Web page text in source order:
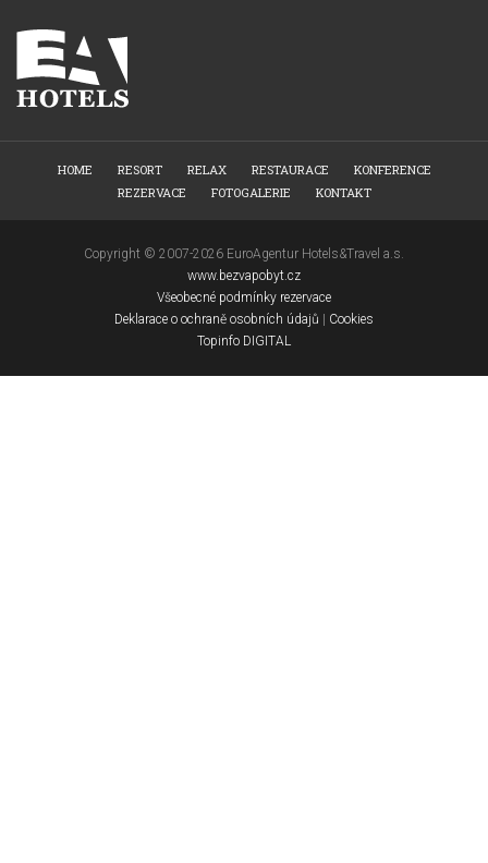
HOME RESORT RELAX RESTAURACE
KONFERENCE
REZERVACE
FOTOGALERIE KONTAKT
Copyright © 2007-2026 EuroAgentur Hotels&Travel a.s.
www.bezvapobyt.cz
Všeobecné podmínky rezervace
Deklarace o ochraně osobních údajů
Cookies
Topinfo DIGITAL